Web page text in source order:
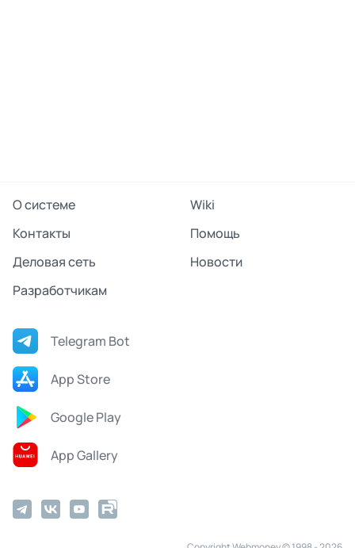
О системе
Wiki
Контакты
Помощь
Деловая сеть
Новости
Разработчикам
Telegram Bot
App Store
Google Play
App Gallery